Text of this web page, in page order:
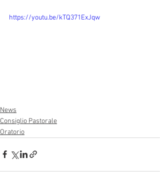
https://youtu.be/kTQ371ExJqw
News
Consiglio Pastorale
Oratorio